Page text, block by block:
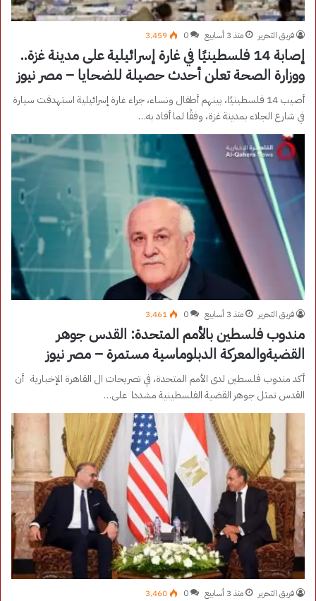
فريق التحرير منذ 3 أسابيع 0 3٬459
إصابة 14 فلسطينيًا في غارة إسرائيلية على مدينة غزة..
ووزارة الصحة تعلن أحدث حصيلة للضحايا – مصر نيوز
أصيب 14 فلسطينيًا، بينهم أطفال ونساء، جراء غارة إسرائيلية استهدفت سيارة
في شارع الجلاء بمدينة غزة، وفقًا لما أفاد به…
فريق التحرير منذ 3 أسابيع 0 3٬461
مندوب فلسطين بالأمم المتحدة: القدس جوهر
القضيةوالمعركة الدبلوماسية مستمرة – مصر نيوز
أكد مندوب فلسطين لدى الأمم المتحدة، في تصريحات ال القاهرة الإخبارية أن
القدس تمثل جوهر القضية الفلسطينية مشددا على…
فريق التحرير منذ 3 أسابيع 0 3٬460